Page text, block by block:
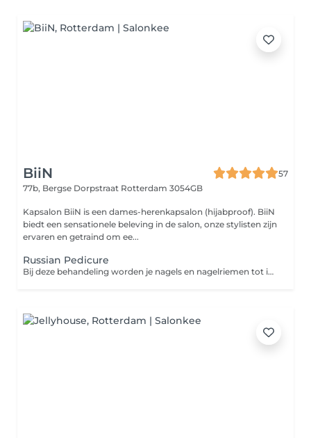
BiiN
57
77b, Bergse Dorpstraat Rotterdam 3054GB
Kapsalon BiiN is een dames-herenkapsalon (hijabproof). BiiN
biedt een sensationele beleving in de salon, onze stylisten zijn
ervaren en getraind om ee...
Russian Pedicure
Bij deze behandeling worden je nagels en nagelriemen tot in de puntjes verzorgd met de Russian pedicure techniek. Hierbij gebruiken we een elektrische vijl om je nagelriemen veilig en zeer nauwkeurig te reinigen, wat zorgt voor een ultra strakke en verzorgde look.